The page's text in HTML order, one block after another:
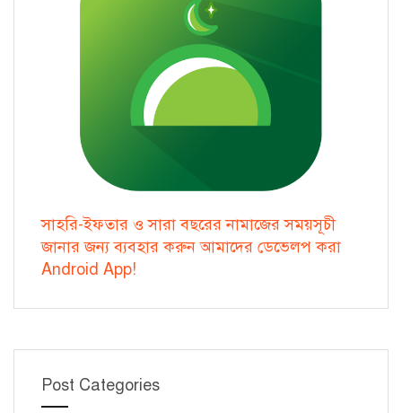
সাহরি-ইফতার ও সারা বছরের নামাজের সময়সূচী
জানার জন্য ব্যবহার করুন আমাদের ডেভেলপ করা
Android App!
Post Categories